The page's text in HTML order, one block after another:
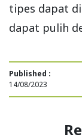
tipes dapat
dapat pulih
Published :
14/08/2023